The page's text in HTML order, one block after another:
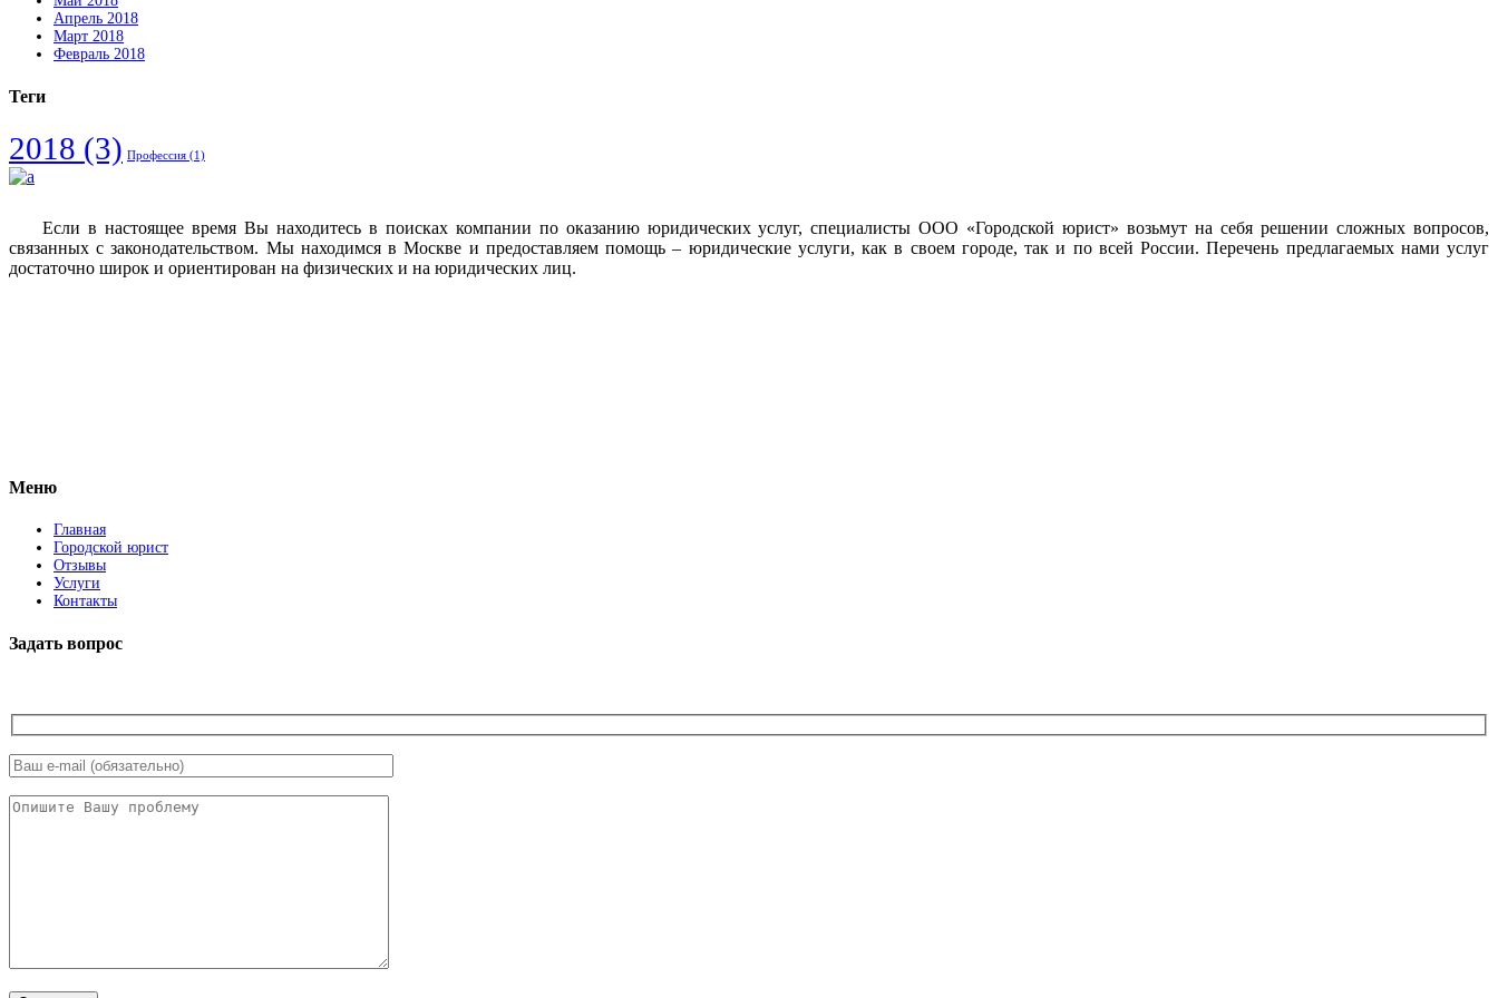
Апрель 2018
Март 2018
Февраль 2018
Теги
2018 (3) Профессия (1)
Если в настоящее время Вы находитесь в поисках компании по оказанию юридических услуг, специалисты ООО «Городской юрист» возьмут на себя решении сложных вопросов,
связанных с законодательством. Мы находимся в Москве и предоставляем помощь – юридические услуги, как в своем городе, так и по всей России. Перечень предлагаемых нами услуг
достаточно широк и ориентирован на физических и на юридических лиц.
Меню
Главная
Городской юрист
Отзывы
Услуги
Контакты
Задать вопрос